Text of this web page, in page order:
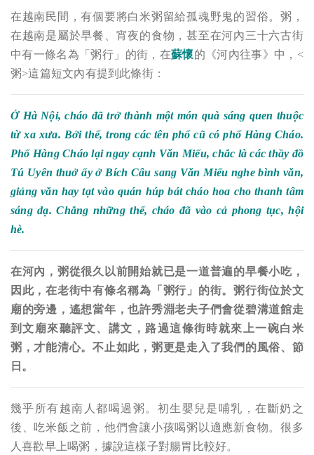
在越南民間，有個要將白米粥留給孤魂野鬼的習俗。粥，
在越南是屬於早餐、宵夜的食物，甚至在河內三十六古街
中有一條名為「粥行」的街，在蘇懷的《河內往事》中，<
粥>這篇短文內有提到此條街：
Ở Hà Nội, cháo đã trở thành một món quà sáng quen thuộc
từ xa xưa. Bởi thế, trong các tên phố cũ có phố Hàng Cháo.
Phố Hàng Cháo lại ngay cạnh Văn Miếu, chắc là các thầy đồ
Tú Uyên thuở ấy ở Bích Câu sang Văn Miếu nghe bình văn,
giảng văn hay tạt vào quán húp bát cháo hoa cho thanh tâm
sáng dạ. Chẳng những thế, cháo đã vào cả phong tục, hội
hè.
在河內，粥從很久以前開始就已是一道普遍的早餐小吃，
因此，在老街中有條名稱為「粥行」的街。粥行街位於文
廟的旁邊，遙想當年，也許秀淵老夫子們會從碧溝道館走
到文廟來聽評文、講文，路過這條街時就來上一碗白米
粥，才能清心。不止如此，粥更是走入了我們的風俗、節
日。
幾乎所有越南人都喝過粥。初生嬰兒是哺乳，在斷奶之
後、吃米飯之前，他們會讓小孩喝粥以適應新食物。很多
人喜歡早上喝粥，據說這樣子對腸胃比較好。